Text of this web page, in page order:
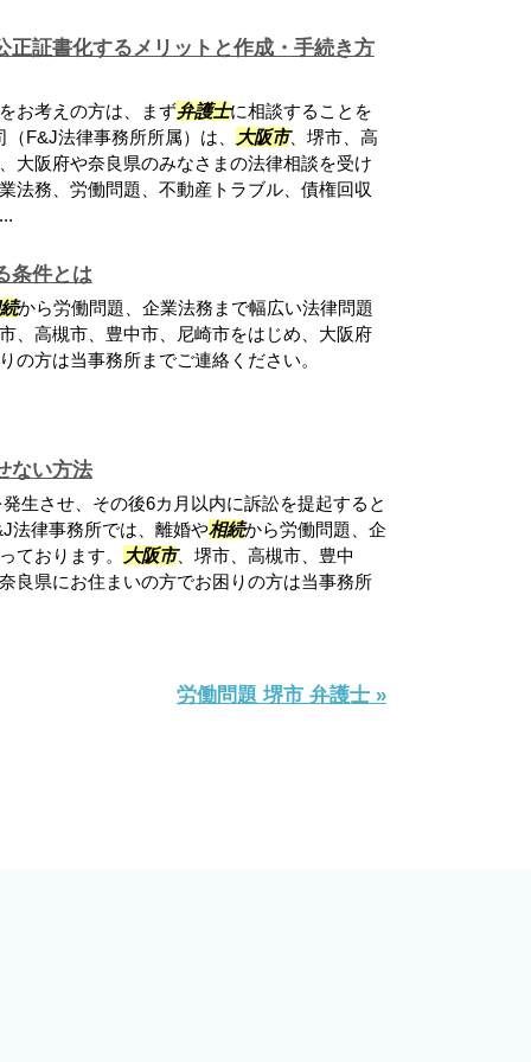
正証書化するメリットと作成・手続き方
お考えの方は、まず弁護士に相談することを
F&J法律事務所所属）は、
大阪市、堺市、高
大阪府や奈良県のみなさまの法律相談を受け
法務、労働問題、不動産トラブル、債権回収
条件とは
から労働問題、企業法務まで幅広い法律問題
、高槻市、豊中市、尼崎市をはじめ、大阪府
の方は当事務所までご連絡ください。
ない方法
生させ、その後6カ月以内に訴訟を提起すると
法律事務所では、離婚や相続から労働問題、企
ております。
大阪市、堺市、高槻市、豊中
良県にお住まいの方でお困りの方は当事務所
労働問題 堺市 弁護士 »